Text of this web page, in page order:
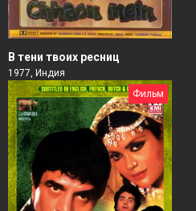
В тени твоих ресниц
1977, Индия
Фильм